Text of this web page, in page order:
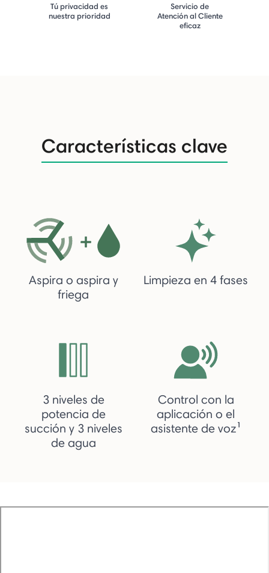
Tú privacidad es
nuestra prioridad
Servicio de
Atención al Cliente
eficaz
Características clave
Aspira o aspira y
friega
Limpieza en 4 fases
3 niveles de
potencia de
succión y 3 niveles
de agua
Control con la
aplicación o el
asistente de voz¹